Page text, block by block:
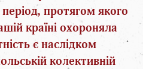
протягом якого
країні охороняла
є наслідком
колективній